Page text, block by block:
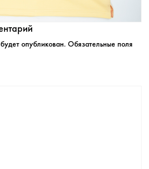
опубликован. Обязательные поля